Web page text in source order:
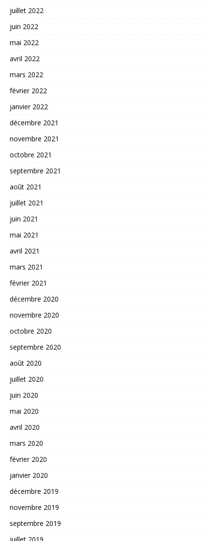
juillet 2022
juin 2022
mai 2022
avril 2022
mars 2022
février 2022
janvier 2022
décembre 2021
novembre 2021
octobre 2021
septembre 2021
août 2021
juillet 2021
juin 2021
mai 2021
avril 2021
mars 2021
février 2021
décembre 2020
novembre 2020
octobre 2020
septembre 2020
août 2020
juillet 2020
juin 2020
mai 2020
avril 2020
mars 2020
février 2020
janvier 2020
décembre 2019
novembre 2019
septembre 2019